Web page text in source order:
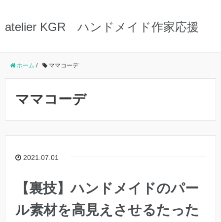
atelier KGR ハンドメイド作家応援
ホーム / ママコーデ
ママコーデ
2021.07.01
【裏技】ハンドメイドのパー
ル素材を高見えさせるたった